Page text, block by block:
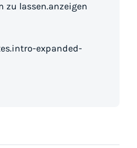
zu lassen.anzeigen
expanded-